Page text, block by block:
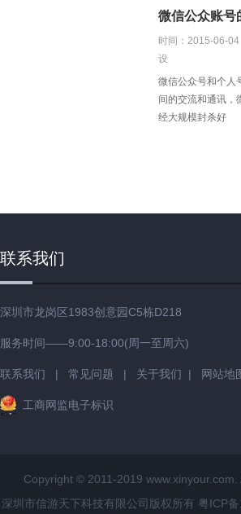
微信公众账号
时间：2015-06-04
设
微信公众号和个人
间的交流和通讯，
经大规模封杀好
联系我们
深圳市龙岗区1983创意园C5栋D218
服务时间——9:00-18:00(周一至周六)
联系我们 | 常见问题 | 关于我们 | 网站地
工商网监电子标识
Copyright © 2011-2019 www.xinyour.com.
深圳市信游天下科技有限公司版权所有 粤ICP